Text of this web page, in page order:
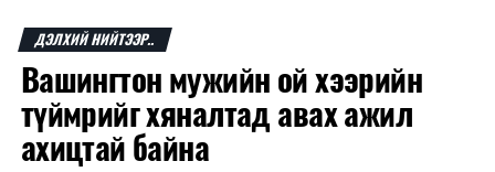
“Уралдронзавод” компани 2023 онд Екатеринбург
хотод байгуулагдсан бөгөөд нисгэгчгүй нисэх
төхөөрөмж үйлдвэрлэдэг аж. Тус компанийн 2025
оны орлого 6.2 тэрбум рубль, цэвэр ашиг нь 1.9
тэрбум рубльд хүрсэн гэж РБК мэдээлсэн байна.
ДЭЛХИЙ НИЙТЭЭР..
Вашингтон мужийн ой хээрийн
түймрийг хяналтад авах ажил
ахицтай байна